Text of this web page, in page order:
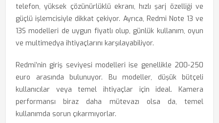
telefon, yüksek çözünürlüklü ekranı, hızlı şarj özelliği ve
güçlü işlemcisiyle dikkat çekiyor. Ayrıca, Redmi Note 13 ve
13S modelleri de uygun fiyatlı olup, günlük kullanım, oyun
ve multimedya ihtiyaçlarını karşılayabiliyor.
Redmi’nin giriş seviyesi modelleri ise genellikle 200-250
euro arasında bulunuyor. Bu modeller, düşük bütçeli
kullanıcılar veya temel ihtiyaçlar için ideal. Kamera
performansı biraz daha mütevazı olsa da, temel
kullanımda sorun çıkarmıyorlar.